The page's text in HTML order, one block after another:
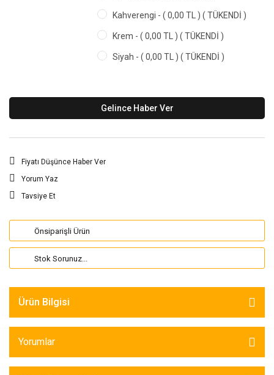
Kahverengi - ( 0,00 TL ) ( TÜKENDİ )
Krem - ( 0,00 TL ) ( TÜKENDİ )
Siyah - ( 0,00 TL ) ( TÜKENDİ )
Gelince Haber Ver
Fiyatı Düşünce Haber Ver
Yorum Yaz
Tavsiye Et
Önsiparişli Ürün
Stok Sorunuz...
Ürün Bilgisi
Yorumlar